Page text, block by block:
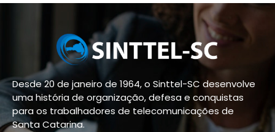
Desde 20 de janeiro de 1964, o Sinttel-SC desenvolve
uma história de organização, defesa e conquistas
para os trabalhadores de telecomunicações de
Santa Catarina.